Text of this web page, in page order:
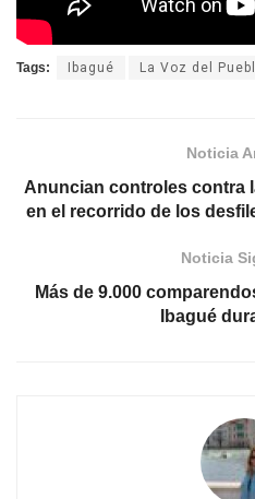
Tags: Ibagué La Voz del
Noticia
Anuncian controles contra
en el recorrido de los
Noticia
Más de 9.000
Ibagué